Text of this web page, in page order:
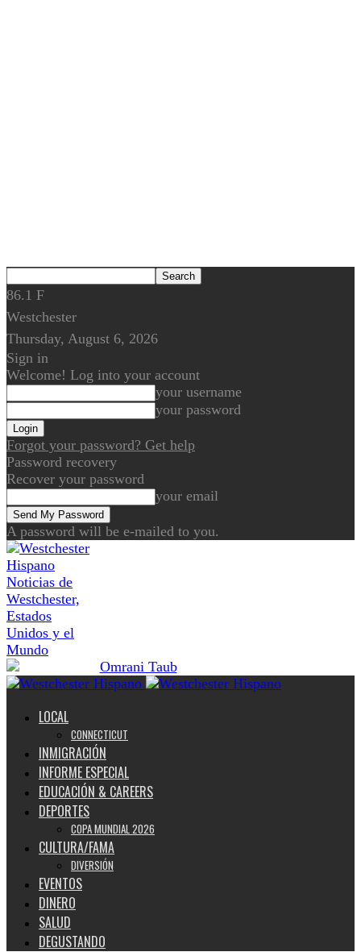
86.1 F
Westchester
Thursday, August 6, 2026
Sign in
Welcome! Log into your account
your username
your password
Forgot your password? Get help
Password recovery
Recover your password
your email
A password will be e-mailed to you.
Noticias de
Westchester,
Estados
Unidos y el
Mundo
LOCAL
CONNECTICUT
INMIGRACIÓN
INFORME ESPECIAL
EDUCACIÓN & CAREERS
DEPORTES
COPA MUNDIAL 2026
CULTURA/FAMA
DIVERSIÓN
EVENTOS
DINERO
SALUD
DEGUSTANDO